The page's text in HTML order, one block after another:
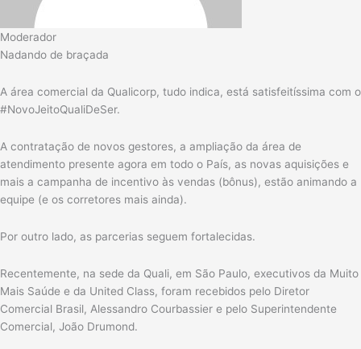
Moderador
Nadando de braçada
A área comercial da Qualicorp, tudo indica, está satisfeitíssima com o
#NovoJeitoQualiDeSer.
A contratação de novos gestores, a ampliação da área de
atendimento presente agora em todo o País, as novas aquisições e
mais a campanha de incentivo às vendas (bônus), estão animando a
equipe (e os corretores mais ainda).
Por outro lado, as parcerias seguem fortalecidas.
Recentemente, na sede da Quali, em São Paulo, executivos da Muito
Mais Saúde e da United Class, foram recebidos pelo Diretor
Comercial Brasil, Alessandro Courbassier e pelo Superintendente
Comercial, João Drumond.